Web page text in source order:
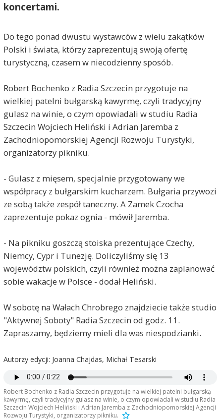
koncertami.
Do tego ponad dwustu wystawców z wielu zakątków
Polski i świata, którzy zaprezentują swoją ofertę
turystyczną, czasem w niecodzienny sposób.
Robert Bochenko z Radia Szczecin przygotuje na
wielkiej patelni bułgarską kawyrmę, czyli tradycyjny
gulasz na winie, o czym opowiadali w studiu Radia
Szczecin Wojciech Heliński i Adrian Jaremba z
Zachodniopomorskiej Agencji Rozwoju Turystyki,
organizatorzy pikniku.
- Gulasz z mięsem, specjalnie przygotowany we
współpracy z bułgarskim kucharzem. Bułgaria przywozi
ze sobą także zespół taneczny. A Zamek Czocha
zaprezentuje pokaz ognia - mówił Jaremba.
- Na pikniku goszczą stoiska prezentujące Czechy,
Niemcy, Cypr i Tunezję. Doliczyliśmy się 13
województw polskich, czyli również można zaplanować
sobie wakacje w Polsce - dodał Heliński.
W sobotę na Wałach Chrobrego znajdziecie także studio
"Aktywnej Soboty" Radia Szczecin od godz. 11.
Zapraszamy, będziemy mieli dla was niespodzianki.
Autorzy edycji: Joanna Chajdas, Michał Tesarski
Robert Bochenko z Radia Szczecin przygotuje na wielkiej patelni bułgarską
kawyrmę, czyli tradycyjny gulasz na winie, o czym opowiadali w studiu Radia
Szczecin Wojciech Heliński i Adrian Jaremba z Zachodniopomorskiej Agencji
Rozwoju Turystyki, organizatorzy pikniku.